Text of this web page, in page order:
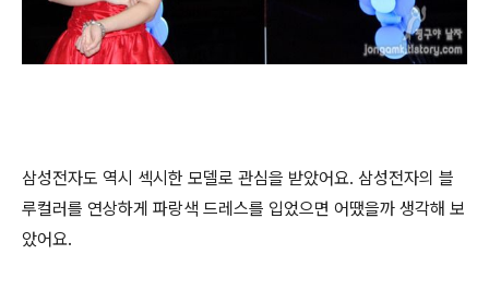
삼성전자도 역시 섹시한 모델로 관심을 받았어요. 삼성전자의 블
루컬러를 연상하게 파랑색 드레스를 입었으면 어땠을까 생각해 보
았어요.